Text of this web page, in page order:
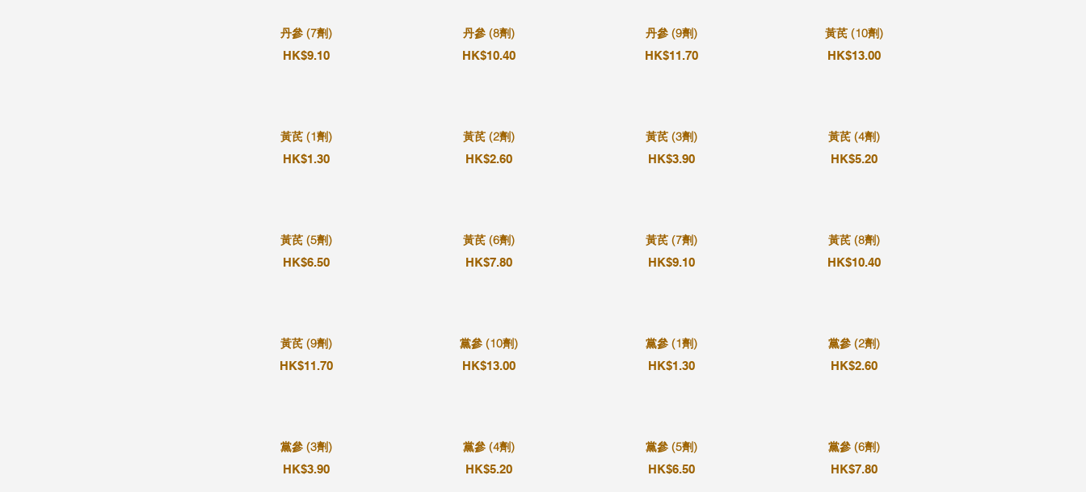
丹參 (7劑)
HK$9.10
黃芪 (1劑)
HK$1.30
黃芪 (5劑)
HK$6.50
黃芪 (9劑)
HK$11.70
黨參 (3劑)
HK$3.90
丹參 (8劑)
HK$10.40
黃芪 (2劑)
HK$2.60
黃芪 (6劑)
HK$7.80
黨參 (10劑)
HK$13.00
黨參 (4劑)
HK$5.20
丹參 (9劑)
HK$11.70
黃芪 (3劑)
HK$3.90
黃芪 (7劑)
HK$9.10
黨參 (1劑)
HK$1.30
黨參 (5劑)
HK$6.50
黃芪 (10劑)
HK$13.00
黃芪 (4劑)
HK$5.20
黃芪 (8劑)
HK$10.40
黨參 (2劑)
HK$2.60
黨參 (6劑)
HK$7.80